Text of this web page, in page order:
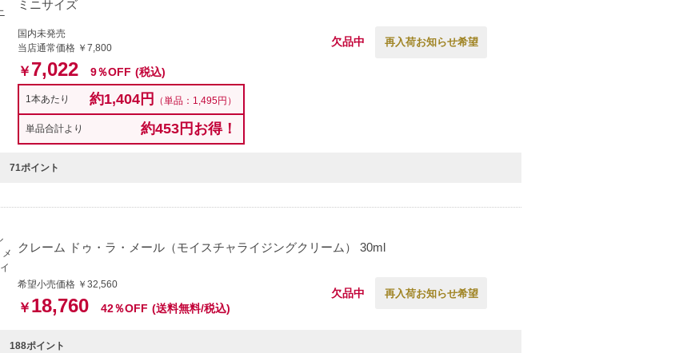
ミニサイズ
国内未発売
当店通常価格 ￥7,800
￥ 7,022 9％OFF (税込)
1本あたり 約1,404円 （単品：1,495円）
単品合計より 約453円お得！
欠品中 再入荷お知らせ希望
71ポイント
クレーム ドゥ・ラ・メール（モイスチャライジングクリーム） 30ml
希望小売価格 ￥32,560
￥ 18,760 42％OFF (送料無料/税込)
欠品中 再入荷お知らせ希望
188ポイント